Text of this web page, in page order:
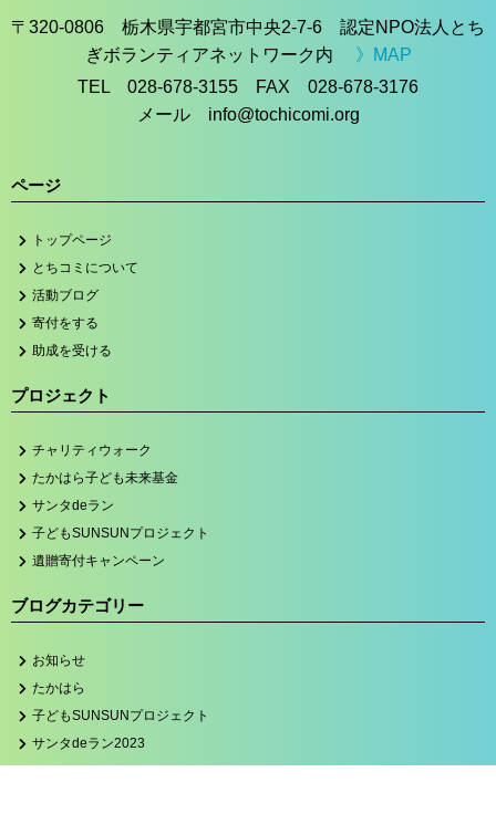
〒320-0806 栃木県宇都宮市中央2-7-6 認定NPO法人とち
ぎボランティアネットワーク内 》MAP
TEL 028-678-3155 FAX 028-678-3176
メール info@tochicomi.org
ページ
トップページ
とちコミについて
活動ブログ
寄付をする
助成を受ける
プロジェクト
チャリティウォーク
たかはら子ども未来基金
サンタdeラン
子どもSUNSUNプロジェクト
遺贈寄付キャンペーン
ブログカテゴリー
お知らせ
たかはら
子どもSUNSUNプロジェクト
サンタdeラン2023